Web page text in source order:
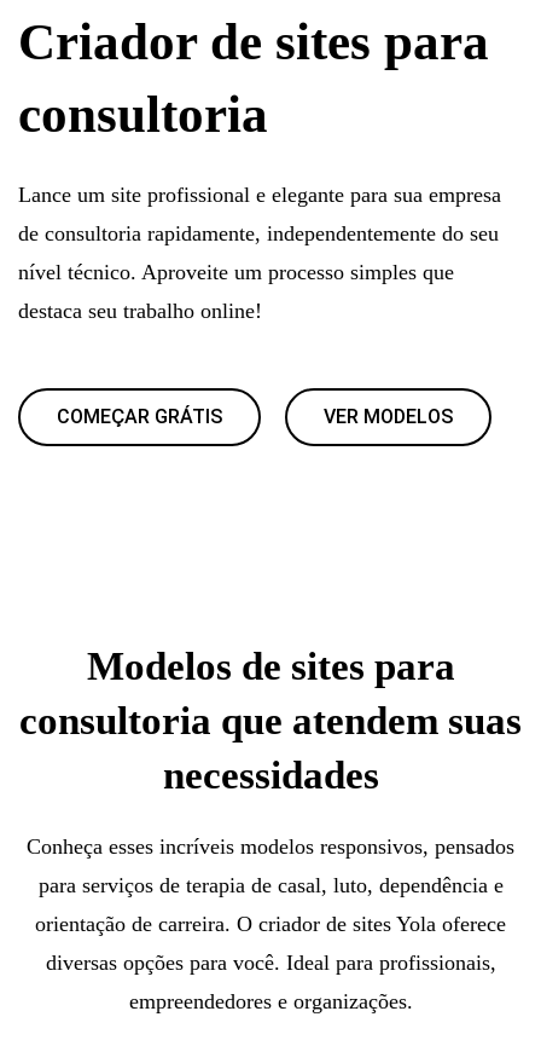
Criador de sites para
consultoria
Lance um site profissional e elegante para sua empresa
de consultoria rapidamente, independentemente do seu
nível técnico. Aproveite um processo simples que
destaca seu trabalho online!
COMEÇAR GRÁTIS VER MODELOS
Modelos de sites para
consultoria que atendem suas
necessidades
Conheça esses incríveis modelos responsivos, pensados
para serviços de terapia de casal, luto, dependência e
orientação de carreira. O criador de sites Yola oferece
diversas opções para você. Ideal para profissionais,
empreendedores e organizações.